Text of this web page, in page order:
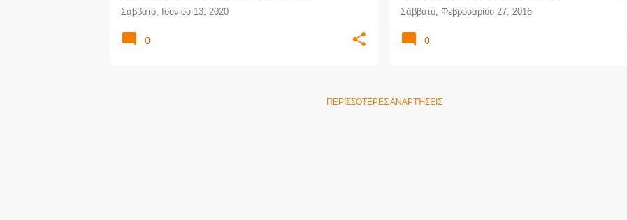
Υπουργός Δικαιοσύνης
Σάββατο, Ιουνίου 13, 2020
0
Επιτροπής Δικηγορικών Συλλόγων
Σάββατο, Φεβρουαρίου 27, 2016
0
ΠΕΡΙΣΣΌΤΕΡΕΣ ΑΝΑΡΤΉΣΕΙΣ